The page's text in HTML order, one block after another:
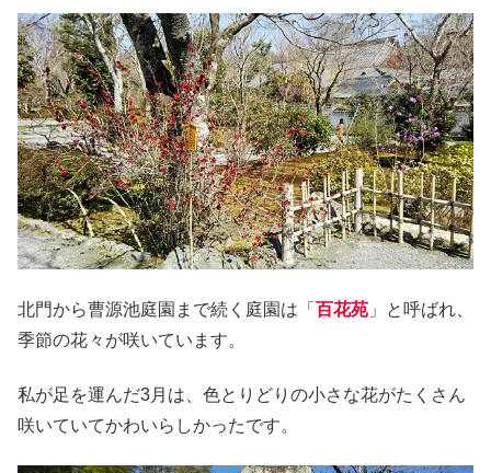
北門から曹源池庭園まで続く庭園は「 百花苑 」と呼ばれ、
季節の花々が咲いています。
私が足を運んだ3月は、色とりどりの小さな花がたくさん
咲いていてかわいらしかったです。